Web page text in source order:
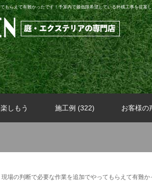
もらえて有難かったです！予算内で最低限希望している外構工事を提案
しもう 施工例 (322) お客様の
場の判断で必要な作業を追加でやってもらえて有難